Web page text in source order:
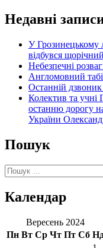
Недавні
У Грозинецькому
відбувся
Небезпечні
Англомовний
Останній
Колектив та учні
останню дорогу
України
Пошук
Пошук:
Календар
Вересень 2024
Пн Вт Ср Чт Пт Сб